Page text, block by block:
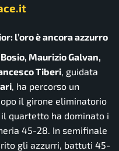
l’oro è ancora azzurro
Maurizio Galvan,
Tiberi , guidata
, ha percorso un
il girone eliminatorio
quartetto ha dominato i
45-28. In semifinale
gli azzurri, battuti 45-